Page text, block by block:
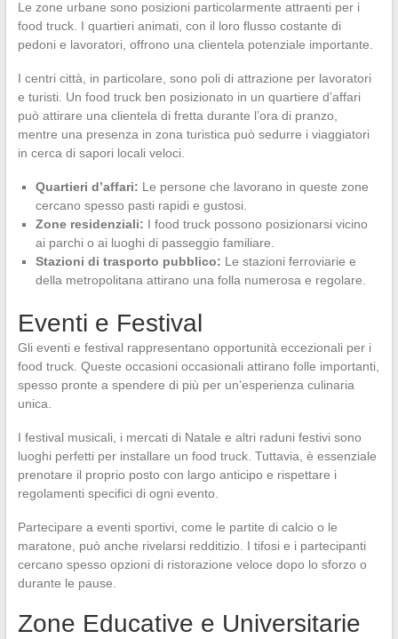
Le zone urbane sono posizioni particolarmente attraenti per i
food truck. I quartieri animati, con il loro flusso costante di
pedoni e lavoratori, offrono una clientela potenziale importante.
I centri città, in particolare, sono poli di attrazione per lavoratori
e turisti. Un food truck ben posizionato in un quartiere d’affari
può attirare una clientela di fretta durante l’ora di pranzo,
mentre una presenza in zona turistica può sedurre i viaggiatori
in cerca di sapori locali veloci.
Quartieri d’affari: Le persone che lavorano in queste zone
cercano spesso pasti rapidi e gustosi.
Zone residenziali: I food truck possono posizionarsi vicino
ai parchi o ai luoghi di passeggio familiare.
Stazioni di trasporto pubblico: Le stazioni ferroviarie e
della metropolitana attirano una folla numerosa e regolare.
Eventi e Festival
Gli eventi e festival rappresentano opportunità eccezionali per i
food truck. Queste occasioni occasionali attirano folle importanti,
spesso pronte a spendere di più per un’esperienza culinaria
unica.
I festival musicali, i mercati di Natale e altri raduni festivi sono
luoghi perfetti per installare un food truck. Tuttavia, è essenziale
prenotare il proprio posto con largo anticipo e rispettare i
regolamenti specifici di ogni evento.
Partecipare a eventi sportivi, come le partite di calcio o le
maratone, può anche rivelarsi redditizio. I tifosi e i partecipanti
cercano spesso opzioni di ristorazione veloce dopo lo sforzo o
durante le pause.
Zone Educative e Universitarie